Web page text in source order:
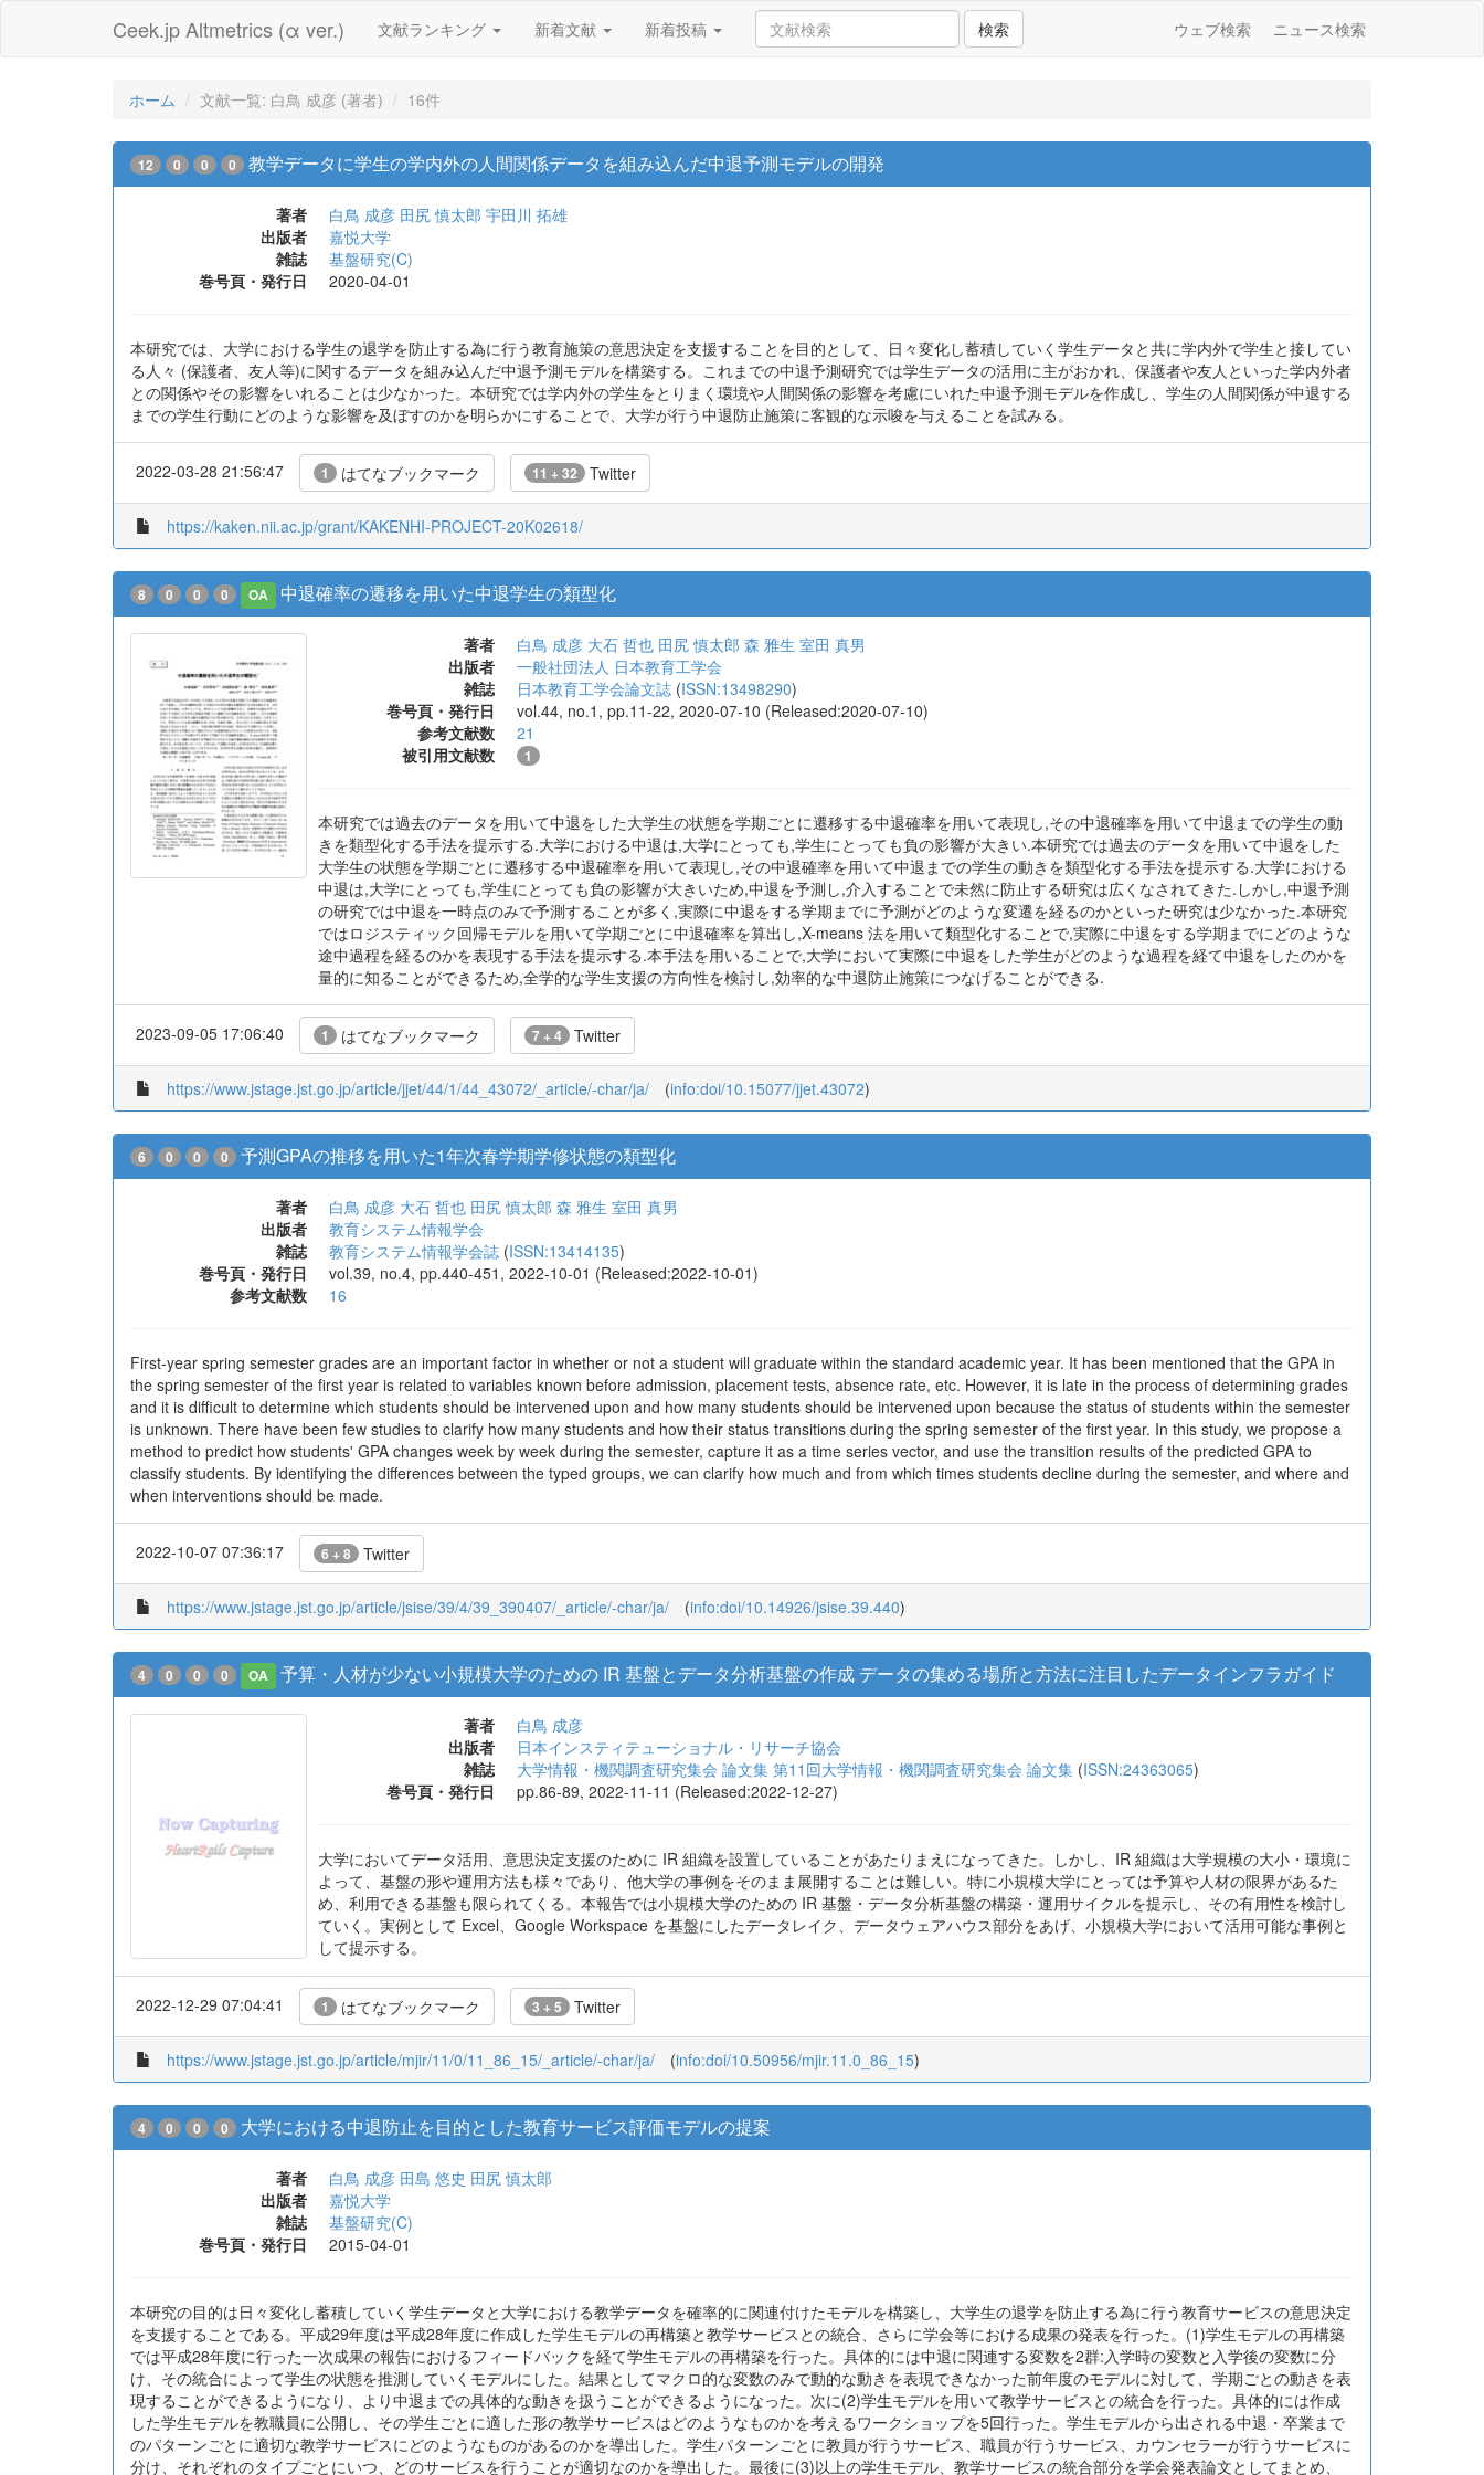
Ceek.jp Altmetrics (α ver.) 文献ランキング 新着文献 新着投稿 検索 ウェブ検索 ニュース検索
ホーム 文献一覧: 白鳥 成彦 (著者) 16件
12 0 0 0 教学データに学生の学内外の人間関係データを組み込んだ中退予測モデルの開発
著者 白鳥 成彦 田尻 慎太郎 宇田川 拓雄
出版者
嘉悦大学
雑誌
基盤研究(C)
巻号頁・発行日
2020-04-01
本研究では、大学における学生の退学を防止する為に行う教育施策の意思決定を支援することを目的として、日々変化し蓄積していく学生データと共に学内外で学生と接してい
る人々 (保護者、友人等)に関するデータを組み込んだ中退予測モデルを構築する。これまでの中退予測研究では学生データの活用に主がおかれ、保護者や友人といった学内外者
との関係やその影響をいれることは少なかった。本研究では学内外の学生をとりまく環境や人間関係の影響を考慮にいれた中退予測モデルを作成し、学生の人間関係が中退する
までの学生行動にどのような影響を及ぼすのかを明らかにすることで、大学が行う中退防止施策に客観的な示唆を与えることを試みる。
2022-03-28 21:56:47 1 はてなブックマーク 11 + 32 Twitter
https://kaken.nii.ac.jp/grant/KAKENHI-PROJECT-20K02618/
8 0 0 0 OA 中退確率の遷移を用いた中退学生の類型化
著者 白鳥 成彦 大石 哲也 田尻 慎太郎 森 雅生 室田 真男
出版者
一般社団法人 日本教育工学会
雑誌
日本教育工学会論文誌 (ISSN:13498290)
巻号頁・発行日
vol.44, no.1, pp.11-22, 2020-07-10 (Released:2020-07-10)
参考文献数
21
被引用文献数
1
本研究では過去のデータを用いて中退をした大学生の状態を学期ごとに遷移する中退確率を用いて表現し,その中退確率を用いて中退までの学生の動
きを類型化する手法を提示する.大学における中退は,大学にとっても,学生にとっても負の影響が大きい.本研究では過去のデータを用いて中退をした
大学生の状態を学期ごとに遷移する中退確率を用いて表現し,その中退確率を用いて中退までの学生の動きを類型化する手法を提示する.大学における
中退は,大学にとっても,学生にとっても負の影響が大きいため,中退を予測し,介入することで未然に防止する研究は広くなされてきた.しかし,中退予測
の研究では中退を一時点のみで予測することが多く,実際に中退をする学期までに予測がどのような変遷を経るのかといった研究は少なかった.本研究
ではロジスティック回帰モデルを用いて学期ごとに中退確率を算出し,X-means 法を用いて類型化することで,実際に中退をする学期までにどのような
途中過程を経るのかを表現する手法を提示する.本手法を用いることで,大学において実際に中退をした学生がどのような過程を経て中退をしたのかを
量的に知ることができるため,全学的な学生支援の方向性を検討し,効率的な中退防止施策につなげることができる.
2023-09-05 17:06:40 1 はてなブックマーク 7 + 4 Twitter
https://www.jstage.jst.go.jp/article/jjet/44/1/44_43072/_article/-char/ja/ (info:doi/10.15077/jjet.43072)
6 0 0 0 予測GPAの推移を用いた1年次春学期学修状態の類型化
著者 白鳥 成彦 大石 哲也 田尻 慎太郎 森 雅生 室田 真男
出版者
教育システム情報学会
雑誌
教育システム情報学会誌 (ISSN:13414135)
巻号頁・発行日
vol.39, no.4, pp.440-451, 2022-10-01 (Released:2022-10-01)
参考文献数
16
First-year spring semester grades are an important factor in whether or not a student will graduate within the standard academic year. It has been mentioned that the GPA in
the spring semester of the first year is related to variables known before admission, placement tests, absence rate, etc. However, it is late in the process of determining grades
and it is difficult to determine which students should be intervened upon and how many students should be intervened upon because the status of students within the semester
is unknown. There have been few studies to clarify how many students and how their status transitions during the spring semester of the first year. In this study, we propose a
method to predict how students' GPA changes week by week during the semester, capture it as a time series vector, and use the transition results of the predicted GPA to
classify students. By identifying the differences between the typed groups, we can clarify how much and from which times students decline during the semester, and where and
when interventions should be made.
2022-10-07 07:36:17 6 + 8 Twitter
https://www.jstage.jst.go.jp/article/jsise/39/4/39_390407/_article/-char/ja/ (info:doi/10.14926/jsise.39.440)
4 0 0 0 OA 予算・人材が少ない小規模大学のための IR 基盤とデータ分析基盤の作成 データの集める場所と方法に注目したデータインフラガイド
著者
白鳥 成彦
出版者
日本インスティテューショナル・リサーチ協会
雑誌
大学情報・機関調査研究集会 論文集 第11回大学情報・機関調査研究集会 論文集 (ISSN:24363065)
巻号頁・発行日
pp.86-89, 2022-11-11 (Released:2022-12-27)
大学においてデータ活用、意思決定支援のために IR 組織を設置していることがあたりまえになってきた。しかし、IR 組織は大学規模の大小・環境に
よって、基盤の形や運用方法も様々であり、他大学の事例をそのまま展開することは難しい。特に小規模大学にとっては予算や人材の限界があるた
め、利用できる基盤も限られてくる。本報告では小規模大学のための IR 基盤・データ分析基盤の構築・運用サイクルを提示し、その有用性を検討し
ていく。実例として Excel、Google Workspace を基盤にしたデータレイク、データウェアハウス部分をあげ、小規模大学において活用可能な事例と
して提示する。
2022-12-29 07:04:41 1 はてなブックマーク 3 + 5 Twitter
https://www.jstage.jst.go.jp/article/mjir/11/0/11_86_15/_article/-char/ja/ (info:doi/10.50956/mjir.11.0_86_15)
4 0 0 0 大学における中退防止を目的とした教育サービス評価モデルの提案
著者 白鳥 成彦 田島 悠史 田尻 慎太郎
出版者
嘉悦大学
雑誌
基盤研究(C)
巻号頁・発行日
2015-04-01
本研究の目的は日々変化し蓄積していく学生データと大学における教学データを確率的に関連付けたモデルを構築し、大学生の退学を防止する為に行う教育サービスの意思決定
を支援することである。平成29年度は平成28年度に作成した学生モデルの再構築と教学サービスとの統合、さらに学会等における成果の発表を行った。(1)学生モデルの再構築
では平成28年度に行った一次成果の報告におけるフィードバックを経て学生モデルの再構築を行った。具体的には中退に関連する変数を2群:入学時の変数と入学後の変数に分
け、その統合によって学生の状態を推測していくモデルにした。結果としてマクロ的な変数のみで動的な動きを表現できなかった前年度のモデルに対して、学期ごとの動きを表
現することができるようになり、より中退までの具体的な動きを扱うことができるようになった。次に(2)学生モデルを用いて教学サービスとの統合を行った。具体的には作成
した学生モデルを教職員に公開し、その学生ごとに適した形の教学サービスはどのようなものかを考えるワークショップを5回行った。学生モデルから出される中退・卒業まで
のパターンごとに適切な教学サービスにどのようなものがあるのかを導出した。学生パターンごとに教員が行うサービス、職員が行うサービス、カウンセラーが行うサービスに
分け、それぞれのタイプごとにいつ、どのサービスを行うことが適切なのかを導出した。最後に(3)以上の学生モデル、教学サービスの統合部分を学会発表論文としてまとめ、